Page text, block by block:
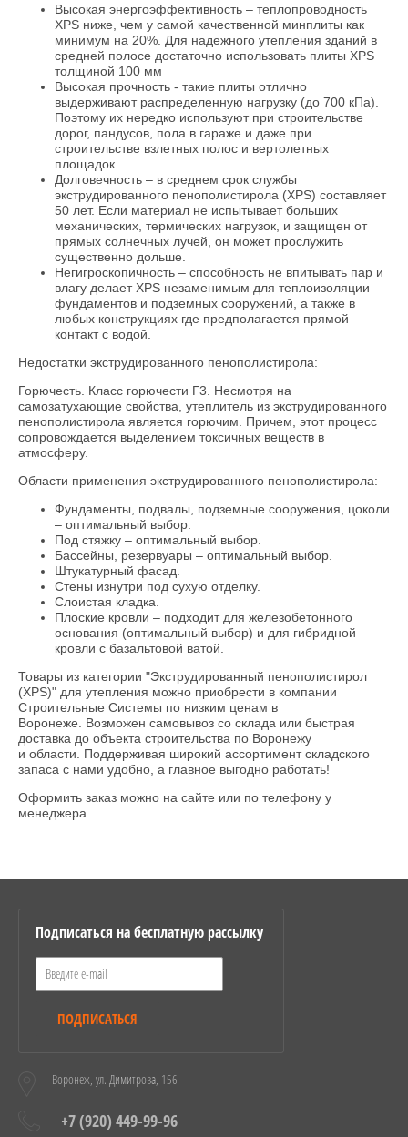
Высокая энергоэффективность – теплопроводность
XPS ниже, чем у самой качественной минплиты как
минимум на 20%. Для надежного утепления зданий в
средней полосе достаточно использовать плиты XPS
толщиной 100 мм
Высокая прочность - такие плиты отлично
выдерживают распределенную нагрузку (до 700 кПа).
Поэтому их нередко используют при строительстве
дорог, пандусов, пола в гараже и даже при
строительстве взлетных полос и вертолетных
площадок.
Долговечность – в среднем срок службы
экструдированного пенополистирола (XPS) составляет
50 лет. Если материал не испытывает больших
механических, термических нагрузок, и защищен от
прямых солнечных лучей, он может прослужить
существенно дольше.
Негигроскопичность – способность не впитывать пар и
влагу делает XPS незаменимым для теплоизоляции
фундаментов и подземных сооружений, а также в
любых конструкциях где предполагается прямой
контакт с водой.
Недостатки экструдированного пенополистирола:
Горючесть. Класс горючести Г3. Несмотря на
самозатухающие свойства, утеплитель из экструдированного
пенополистирола является горючим. Причем, этот процесс
сопровождается выделением токсичных веществ в
атмосферу.
Области применения экструдированного пенополистирола:
Фундаменты, подвалы, подземные сооружения, цоколи
– оптимальный выбор.
Под стяжку – оптимальный выбор.
Бассейны, резервуары – оптимальный выбор.
Штукатурный фасад.
Стены изнутри под сухую отделку.
Слоистая кладка.
Плоские кровли – подходит для железобетонного
основания (оптимальный выбор) и для гибридной
кровли с базальтовой ватой.
Товары из категории "Экструдированный пенополистирол
(XPS)" для утепления можно приобрести в компании
Строительные Системы по низким ценам в
Воронеже. Возможен самовывоз со склада или быстрая
доставка до объекта строительства по Воронежу
и области. Поддерживая широкий ассортимент складского
запаса с нами удобно, а главное выгодно работать!
Оформить заказ можно на сайте или по телефону у
менеджера.
Подписаться на бесплатную рассылку
ПОДПИСАТЬСЯ
Воронеж, ул. Димитрова, 156
+7 (920) 449-99-96